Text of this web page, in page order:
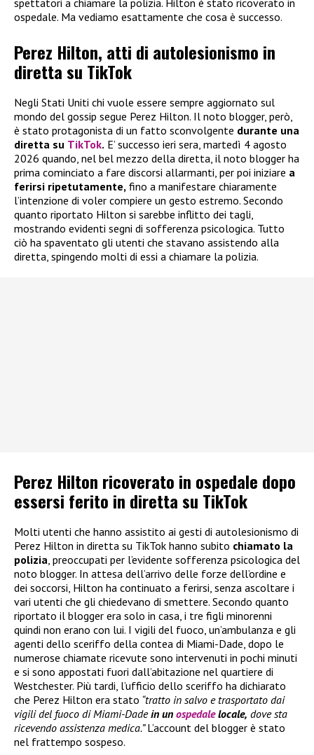
ospedale. Ma vediamo esattamente che cosa è successo.
Perez Hilton, atti di autolesionismo in
diretta su TikTok
Negli Stati Uniti chi vuole essere sempre aggiornato sul
mondo del gossip segue Perez Hilton. Il noto blogger, però,
è stato protagonista di un fatto sconvolgente durante una
diretta su TikTok. E’ successo ieri sera, martedì 4 agosto
2026 quando, nel bel mezzo della diretta, il noto blogger ha
prima cominciato a fare discorsi allarmanti, per poi iniziare a
ferirsi ripetutamente, fino a manifestare chiaramente
l’intenzione di voler compiere un gesto estremo. Secondo
quanto riportato Hilton si sarebbe inflitto dei tagli,
mostrando evidenti segni di sofferenza psicologica. Tutto
ciò ha spaventato gli utenti che stavano assistendo alla
diretta, spingendo molti di essi a chiamare la polizia.
Perez Hilton ricoverato in ospedale dopo
essersi ferito in diretta su TikTok
Molti utenti che hanno assistito ai gesti di autolesionismo di
Perez Hilton in diretta su TikTok hanno subito chiamato la
polizia , preoccupati per l’evidente sofferenza psicologica del
noto blogger. In attesa dell’arrivo delle forze dell’ordine e
dei soccorsi, Hilton ha continuato a ferirsi, senza ascoltare i
vari utenti che gli chiedevano di smettere. Secondo quanto
riportato il blogger era solo in casa, i tre figli minorenni
quindi non erano con lui. I vigili del fuoco, un’ambulanza e gli
agenti dello sceriffo della contea di Miami-Dade, dopo le
numerose chiamate ricevute sono intervenuti in pochi minuti
e si sono appostati fuori dall’abitazione nel quartiere di
Westchester. Più tardi, l’ufficio dello sceriffo ha dichiarato
che Perez Hilton era stato “tratto in salvo e trasportato dai
vigili del fuoco di Miami-Dadein un ospedalelocale, dove sta
ricevendo assistenza medica.”L’account del blogger è stato
nel frattempo sospeso.